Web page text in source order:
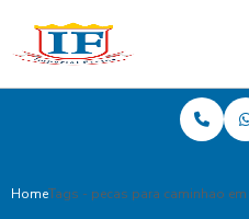
HomeTags - pecas para caminhao